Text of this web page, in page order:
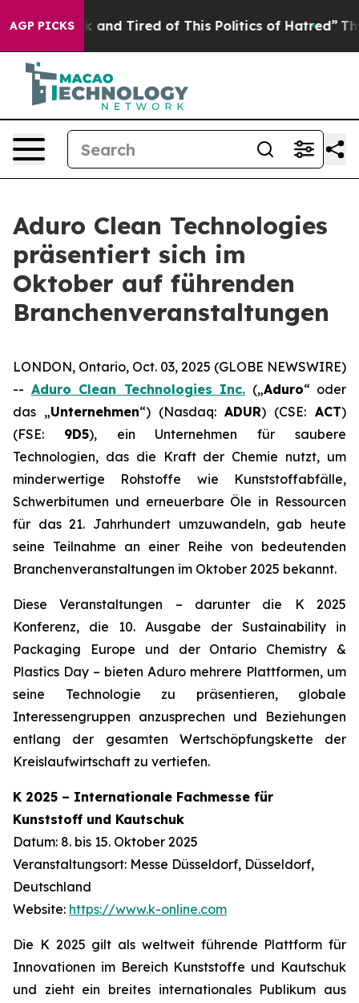
AGP PICKS
Sick and Tired of This Politics of Hatred” The
Aduro Clean Technologies
präsentiert sich im
Oktober auf führenden
Branchenveranstaltungen
LONDON, Ontario, Oct. 03, 2025 (GLOBE NEWSWIRE)
-- Aduro Clean Technologies Inc. („Aduro“ oder
das „Unternehmen“) (Nasdaq: ADUR) (CSE: ACT)
(FSE: 9D5), ein Unternehmen für saubere
Technologien, das die Kraft der Chemie nutzt, um
minderwertige Rohstoffe wie Kunststoffabfälle,
Schwerbitumen und erneuerbare Öle in Ressourcen
für das 21. Jahrhundert umzuwandeln, gab heute
seine Teilnahme an einer Reihe von bedeutenden
Branchenveranstaltungen im Oktober 2025 bekannt.
Diese Veranstaltungen – darunter die K 2025
Konferenz, die 10. Ausgabe der Sustainability in
Packaging Europe und der Ontario Chemistry &
Plastics Day – bieten Aduro mehrere Plattformen, um
seine Technologie zu präsentieren, globale
Interessengruppen anzusprechen und Beziehungen
entlang der gesamten Wertschöpfungskette der
Kreislaufwirtschaft zu vertiefen.
K 2025 – Internationale Fachmesse für
Kunststoff und Kautschuk
Datum: 8. bis 15. Oktober 2025
Veranstaltungsort: Messe Düsseldorf, Düsseldorf,
Deutschland
Website: https://www.k-online.com
Die K 2025 gilt als weltweit führende Plattform für
Innovationen im Bereich Kunststoffe und Kautschuk
und zieht ein breites internationales Publikum aus